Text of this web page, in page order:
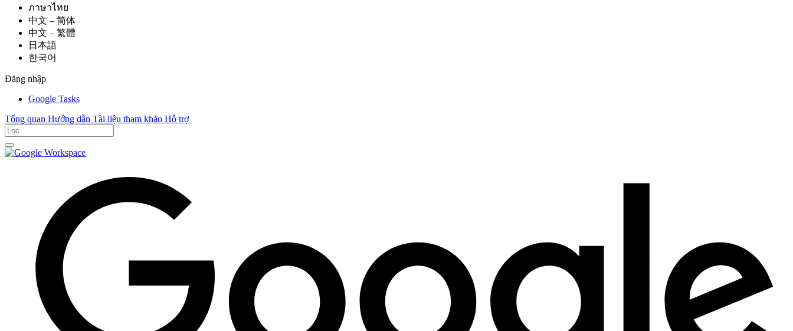
ภาษาไทย
中文 – 简体
中文 – 繁體
日本語
한국어
Đăng nhập
Google Tasks
Tổng quan Hướng dẫn Tài liệu tham khảo Hỗ trợ